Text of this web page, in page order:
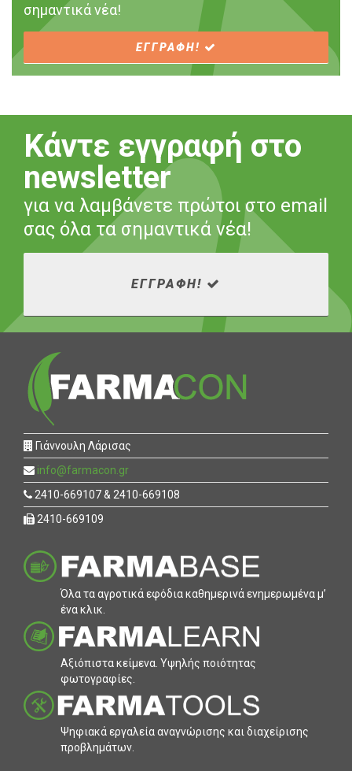
σημαντικά νέα!
ΕΓΓΡΑΦΗ!
Κάντε εγγραφή στο
newsletter
για να λαμβάνετε πρώτοι στο email
σας όλα τα σημαντικά νέα!
ΕΓΓΡΑΦΗ!
Γιάννουλη Λάρισας
info@farmacon.gr
2410-669107 & 2410-669108
2410-669109
Όλα τα αγροτικά εφόδια καθηµερινά ενηµερωµένα µ’
ένα κλικ.
Αξιόπιστα κείµενα. Υψηλής ποιότητας
φωτογραφίες.
Ψηφιακά εργαλεία αναγνώρισης και διαχείρισης
προβληµάτων.